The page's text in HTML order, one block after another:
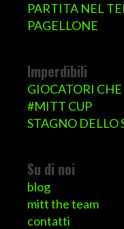
PARTITA NEL
PAGELLONE
Imperdibili
GIOCATORI
#MITT CUP
STAGNO DELLO
Su di noi
blog
mitt the team
contatti